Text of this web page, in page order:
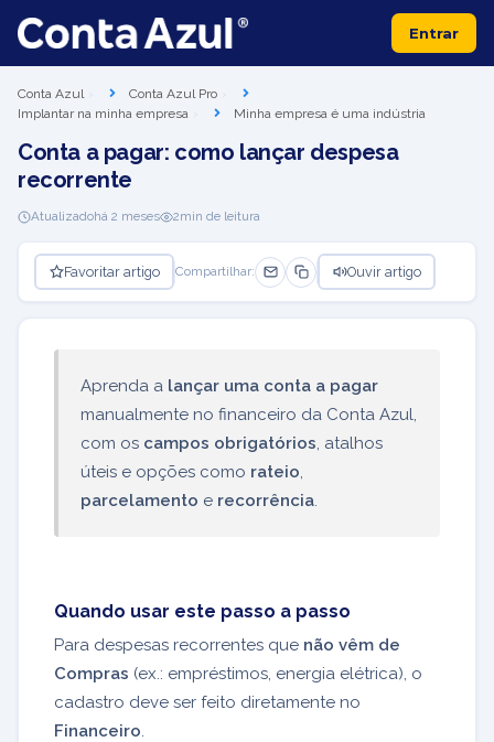
Entrar
Conta Azul
Conta Azul Pro
Implantar na minha empresa
Minha empresa é uma indústria
Conta a pagar: como lançar despesa
recorrente
Atualizadohá 2 meses 2min de leitura
Favoritar artigo Compartilhar: Ouvir artigo
Aprenda a lançar uma conta a pagar
manualmente no financeiro da Conta Azul,
com os campos obrigatórios, atalhos
úteis e opções como rateio,
parcelamento e recorrência.
Quando usar este passo a passo
Para despesas recorrentes que não vêm de
Compras (ex.: empréstimos, energia elétrica), o
cadastro deve ser feito diretamente no
Financeiro